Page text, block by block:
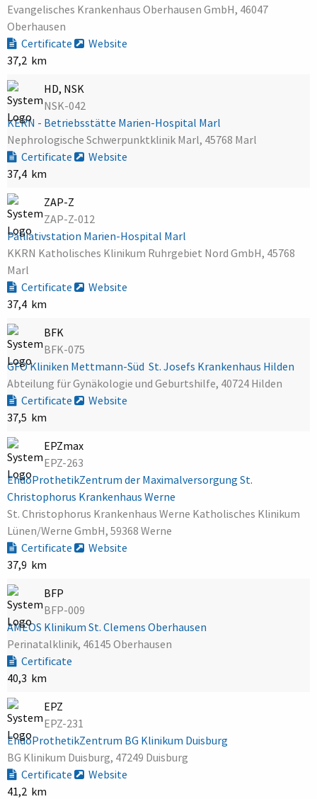
Evangelisches Krankenhaus Oberhausen GmbH, 46047
Oberhausen
Certificate
Website
37,2 km
HD, NSK
NSK-042
KERN - Betriebsstätte Marien-Hospital Marl
Nephrologische Schwerpunktklinik Marl, 45768 Marl
Certificate
Website
37,4 km
ZAP-Z
ZAP-Z-012
Palliativstation Marien-Hospital Marl
KKRN Katholisches Klinikum Ruhrgebiet Nord GmbH, 45768
Marl
Certificate
Website
37,4 km
BFK
BFK-075
GFO Kliniken Mettmann-Süd  St. Josefs Krankenhaus Hilden
Abteilung für Gynäkologie und Geburtshilfe, 40724 Hilden
Certificate
Website
37,5 km
EPZmax
EPZ-263
EndoProthetikZentrum der Maximalversorgung St.
Christophorus Krankenhaus Werne
St. Christophorus Krankenhaus Werne Katholisches Klinikum
Lünen/Werne GmbH, 59368 Werne
Certificate
Website
37,9 km
BFP
BFP-009
AMEOS Klinikum St. Clemens Oberhausen
Perinatalklinik, 46145 Oberhausen
Certificate
40,3 km
EPZ
EPZ-231
EndoProthetikZentrum BG Klinikum Duisburg
BG Klinikum Duisburg, 47249 Duisburg
Certificate
Website
41,2 km